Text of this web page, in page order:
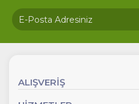
ALIŞVERİŞ